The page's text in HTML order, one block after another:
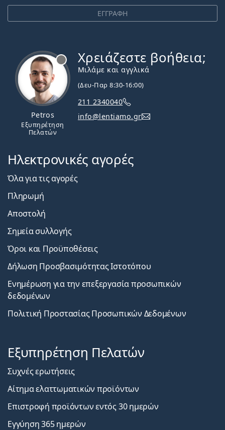
ΕΓΓΡΑΦΗ
Petros
Εξυπηρέτηση
Πελατών
Χρειάζεστε βοήθεια;
Μιλάμε και αγγλικά
(Δευ-Παρ 8:30-16:00)
211 2340040
info@lentiamo.gr
Ηλεκτρονικές αγορές
Όλα για τις αγορές
Πληρωμή
Αποστολή
Σημεία συλλογής
Όροι και Προϋποθέσεις
Δήλωση Προσβασιμότητας Ιστοτόπου
Ενημέρωση για την επεξεργασία προσωπικών
δεδομένων
Πολιτική Προστασίας Προσωπικών Δεδομένων
Εξυπηρέτηση Πελατών
Συχνές ερωτήσεις
Αίτημα ελαττωματικών προϊόντων
Επιστροφή προϊόντων εντός 30 ημερών
Εγγύηση 365 ημερών